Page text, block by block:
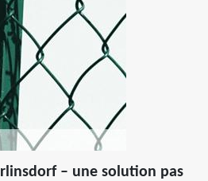
– une solution pas